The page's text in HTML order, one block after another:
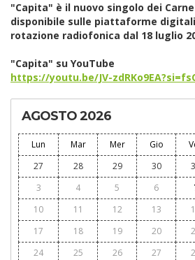
"Capita" è il nuovo singolo dei
disponibile sulle piattaforme
rotazione radiofonica dal 18 luglio
"Capita" su YouTube
https://youtu.be/JV-
AGOSTO 2026
Lun Mar Mer Gio
27
28 29 30
3
4 5 6
10
11 12 13
17
18 19 20
24
25 26 27